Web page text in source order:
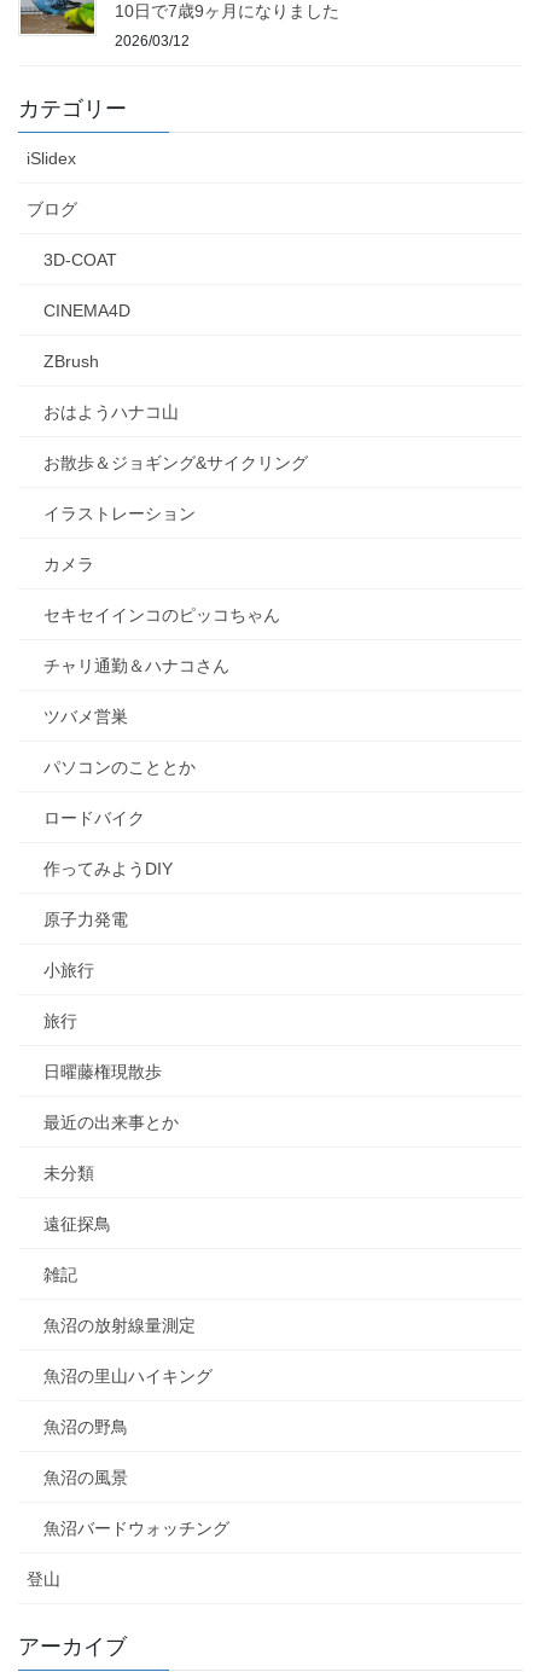
10日で7歳9ヶ月になりました
2026/03/12
カテゴリー
iSlidex
ブログ
3D-COAT
CINEMA4D
ZBrush
おはようハナコ山
お散歩＆ジョギング&サイクリング
イラストレーション
カメラ
セキセイインコのピッコちゃん
チャリ通勤＆ハナコさん
ツバメ営巣
パソコンのこととか
ロードバイク
作ってみようDIY
原子力発電
小旅行
旅行
日曜藤権現散歩
最近の出来事とか
未分類
遠征探鳥
雑記
魚沼の放射線量測定
魚沼の里山ハイキング
魚沼の野鳥
魚沼の風景
魚沼バードウォッチング
登山
アーカイブ